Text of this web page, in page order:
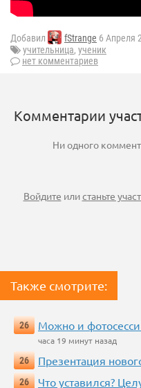
Добавил fStrange 6 Апреля
учительница, ученик
нет комментариев
Комментарии
Ни одного
Войдите илистаньте
Также смотрите:
26 Можно и
часа 19 минут назад
26
Презентация
26
Что уставился?